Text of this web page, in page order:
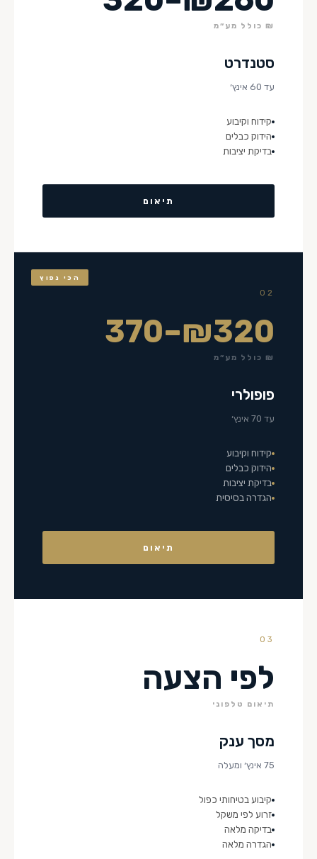
₪ כולל מע״מ
סטנדרט
עד 60 אינץ׳
קידוח וקיבוע
הידוק כבלים
בדיקת יציבות
תיאום
הכי נפוץ
02
₪320–370
₪ כולל מע״מ
פופולרי
עד 70 אינץ׳
קידוח וקיבוע
הידוק כבלים
בדיקת יציבות
הגדרה בסיסית
תיאום
03
לפי הצעה
תיאום טלפוני
מסך ענק
75 אינץ׳ ומעלה
קיבוע בטיחותי כפול
זרוע לפי משקל
בדיקה מלאה
הגדרה מלאה